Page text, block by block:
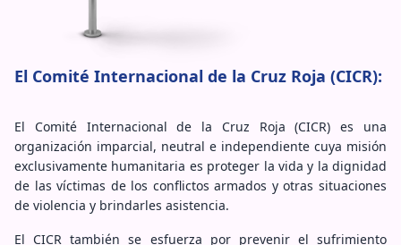
El Comité Internacional de la Cruz Roja (CICR):
El Comité Internacional de la Cruz Roja (CICR) es una
organización imparcial, neutral e independiente cuya misión
exclusivamente humanitaria es proteger la vida y la dignidad
de las víctimas de los conflictos armados y otras situaciones
de violencia y brindarles asistencia.
El CICR también se esfuerza por prevenir el sufrimiento